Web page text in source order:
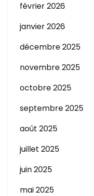
février 2026
janvier 2026
décembre 2025
novembre 2025
octobre 2025
septembre 2025
août 2025
juillet 2025
juin 2025
mai 2025